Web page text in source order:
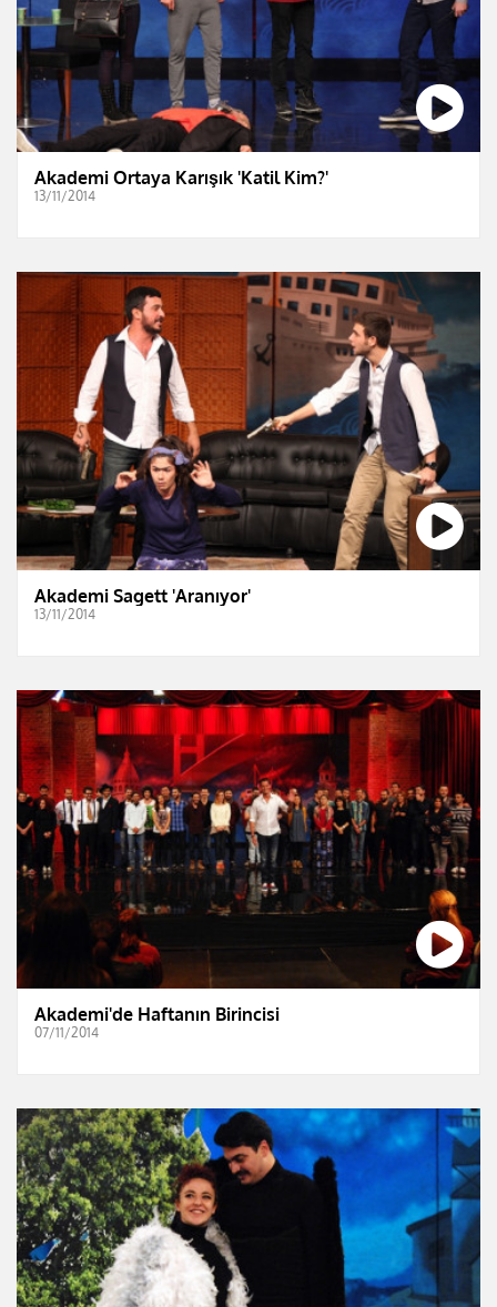
Akademi Ortaya Karışık 'Katil Kim?'
13/11/2014
Akademi Sagett 'Aranıyor'
13/11/2014
Akademi'de Haftanın Birincisi
07/11/2014